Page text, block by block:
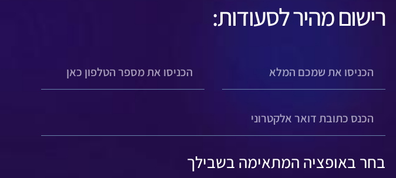
רישום מהיר לסעודות:
בחר באופציה המתאימה בשבילך